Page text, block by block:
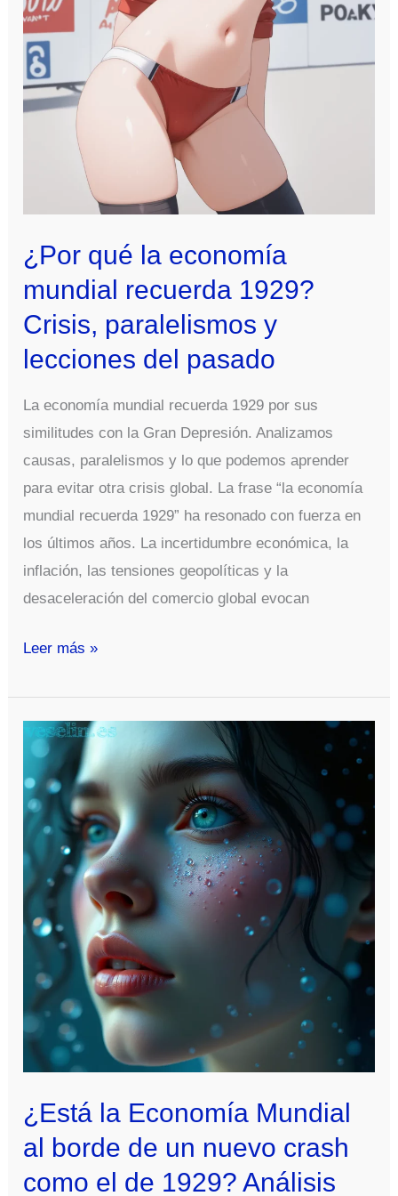
¿Por qué la economía
mundial recuerda 1929?
Crisis, paralelismos y
lecciones del pasado
La economía mundial recuerda 1929 por sus
similitudes con la Gran Depresión. Analizamos
causas, paralelismos y lo que podemos aprender
para evitar otra crisis global. La frase “la economía
mundial recuerda 1929” ha resonado con fuerza en
los últimos años. La incertidumbre económica, la
inflación, las tensiones geopolíticas y la
desaceleración del comercio global evocan
¿Por
la
economía
mundial
recuerda
1929?
Crisis,
paralelismos
y
lecciones
pasado
Leer más »
¿Está la Economía Mundial
al borde de un nuevo crash
como el de 1929? Análisis